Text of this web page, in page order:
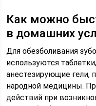
Как можно
в домашних
Для обезболивания
используются
анестезирующие гели,
народной медицины.
действий при